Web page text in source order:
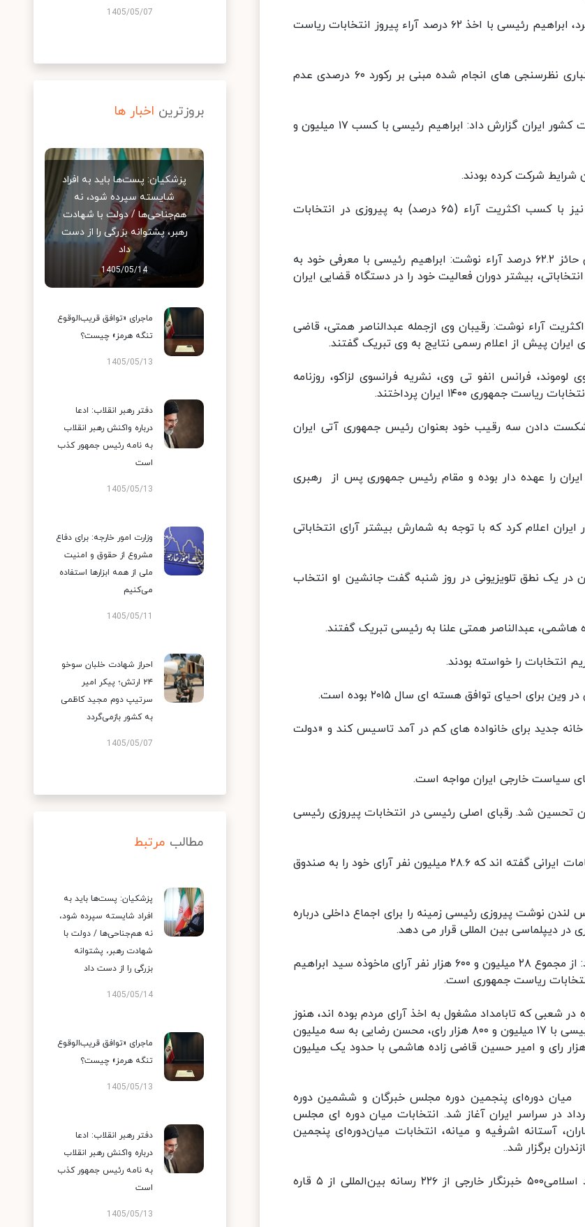
روزنامه فرانسوی لوفیگارو نوشت: ستاد انتخابات ایران اعلام کرد، ابراهیم رئیسی با اخذ ۶۲ درصد آراء پیروز انتخابات ریاست
این روزنامه فرانسوی افزود: داده های رسمی حاکی از بی اعتباری نظرسنجی های انجام شده مبنی بر رکورد ۶۰ درصدی عدم
فرانس ۲۴ به نقل از جمال عرف، سخنگوی ستاد انتخابات وزارت کشور ایران گزارش داد: ابراهیم رئیسی با کسب ۱۷ میلیون و
روزنامه فرانسوی اوئست فرانس نیز نوشت: ابراهیم رئیسی نیز با کسب اکثریت آراء (۶۵ درصد) به پیروزی در انتخابات
روزنامه فرانسوی لوپریزین با اشاره به انتخاب ابراهیم رئیسی حائز ۶۲.۲ درصد آراء نوشت: ابراهیم رئیسی با معرفی خود به
بیشتر دوران فعالیت خود را در دستگاه قضایی ایران
آراء نوشت: رقیبان وی ازجمله عبدالناصر همتی، قاضی
پیش از اعلام رسمی نتایج به وی تبریک گفتند.
فرانس انفو تی وی، نشریه فرانسوی لزاکو، روزنامه
۱۴۰۰ ایران پرداختند.
دادن سه رقیب خود بعنوان رئیس جمهوری آتی ایران
را عهده دار بوده و مقام رئیس جمهوری پس از رهبری
اعلام کرد که با توجه به شمارش بیشتر آرای انتخاباتی
در یک نطق تلویزیونی در روز شنبه گفت جانشین او انتخاب
عبدالناصر همتی علنا به رئیسی تبریک گفتند.
انتخابات را خواسته بودند.
احیای توافق هسته ای سال ۲۰۱۵ بوده است.
خانه جدید برای خانواده های کم در آمد تاسیس کند و «دولت
سیاست خارجی ایران مواجه است.
شد. رقبای اصلی رئیسی در انتخابات پیروزی رئیسی
این رسانه انگلیسی نوشت: با توجه به شمارش ۹۰ درصد آرا مقامات ایرانی گفته اند که ۲۸.۶ میلیون نفر آرای خود را به صندوق
نوشت پیروزی رئیسی زمینه را برای اجماع داخلی درباره
در دیپلماسی بین المللی قرار می دهد.
جمال عرف معاون وزیر کشور و رییس ستاد انتخابات اعلام کرد: از مجموع ۲۸ میلیون و ۶۰۰ هزار نفر آرای ماخوذه سید ابراهیم
شعبی که تابامداد مشغول به اخذ آرای مردم بوده اند، هنوز
نتایج نهایی اعلام نشده است اما در این میان سید ابراهیم رییسی با ۱۷ میلیون و ۸۰۰ هزار رای، محسن رضایی به سه میلیون
هزار رای و عبدالناصر همتی با بیش از دو میلیون و ۴۰۰ هزار رای و امیر حسین قاضی زاده هاشمی با حدود یک میلیون
میان دوره‌ای پنجمین دوره مجلس خبرگان و ششمین دوره
شوراهای شهر و روستا، ساعت ۷ صبح امروز ۲۸ خرداد در سراسر ایران آغاز شد. انتخابات میان دوره ای مجلس
گچساران، آستانه اشرفیه و میانه، انتخابات میان‌دوره‌ای پنجمین
به گفته معاون مطبوعاتی و اطلاع‌رسانی وزیر فرهنگ و ارشاد اسلامی۵۰۰ خبرنگار خارجی از ۲۲۶ رسانه بین‌المللی از ۵ قاره
1405/05/07
بروزترین اخبار ها
پزشکیان: پست‌ها باید به افراد
شایسته سپرده شود، نه
هم‌جناحی‌ها / دولت با شهادت
رهبر، پشتوانه بزرگی را از دست
داد
1405/05/14
ماجرای «توافق قریب‌الوقوع
تنگه هرمز» چیست؟
1405/05/13
دفتر رهبر انقلاب: ادعا
درباره واکنش رهبر انقلاب
به نامه رئیس جمهور کذب
است
1405/05/13
وزارت امور خارجه: برای دفاع
مشروع از حقوق و امنیت
ملی از همه ابزارها استفاده
می‌کنیم
1405/05/11
احراز شهادت خلبان سوخو
۲۴ ارتش؛ پیکر امیر
سرتیپ دوم مجید کاظمی
به کشور بازمی‌گردد
1405/05/07
مطالب مرتبط
پزشکیان: پست‌ها باید به
افراد شایسته سپرده شود،
نه هم‌جناحی‌ها / دولت با
شهادت رهبر، پشتوانه
بزرگی را از دست داد
1405/05/14
ماجرای «توافق قریب‌الوقوع
تنگه هرمز» چیست؟
1405/05/13
دفتر رهبر انقلاب: ادعا
درباره واکنش رهبر انقلاب
به نامه رئیس جمهور کذب
است
1405/05/13